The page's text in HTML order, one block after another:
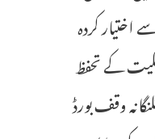
کردہ
کے تحفظ
وقف بورڈ